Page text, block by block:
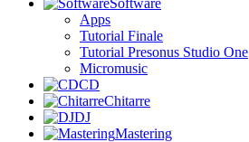
Apps
Tutorial Finale
Tutorial Presonus Studio One
Micromusic
CD
Chitarre
DJ
Mastering